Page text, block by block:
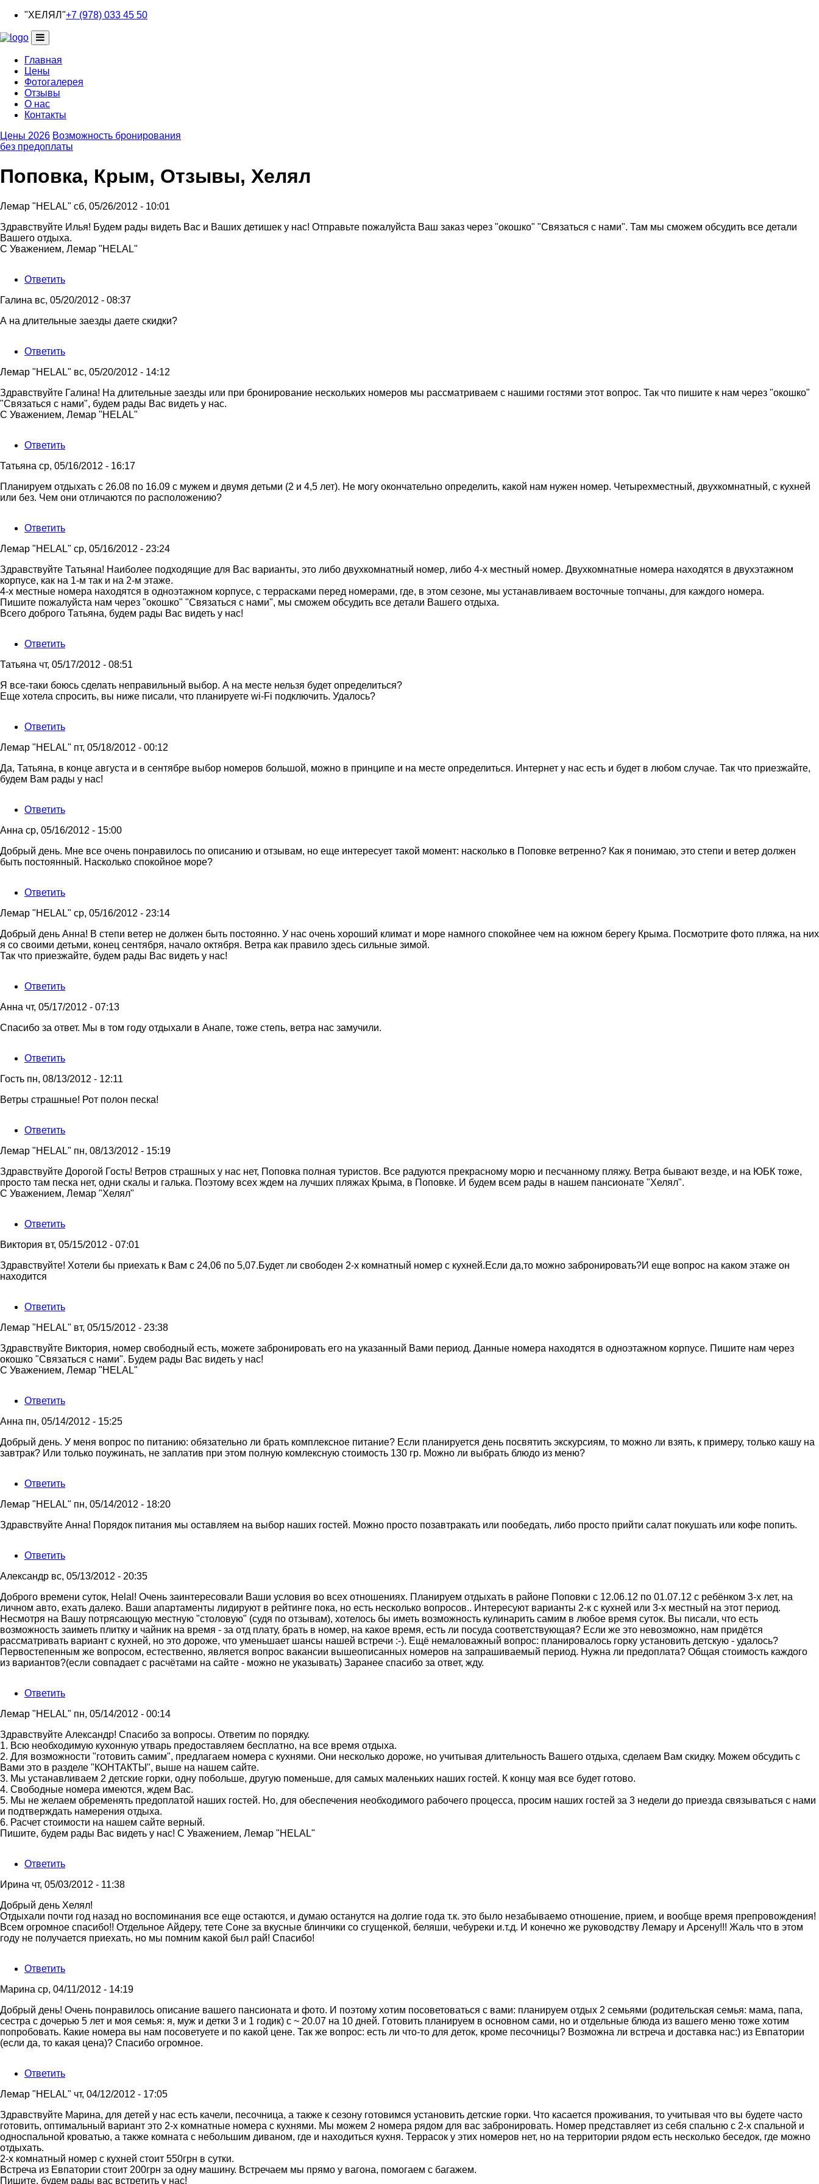
Перейти
основному
содержанию
"ХЕЛЯЛ"+7 (978) 033 45 50
Основная
навигация
Главная
Цены
Фотогалерея
Отзывы
О нас
Контакты
Цены 2026 Возможность бронирования
без предоплаты
Поповка, Крым, Отзывы, Хелял
Лемар "HELAL" сб, 05/26/2012 - 10:01
Ответ
на
Здравствуйте
Илья
Здравствуйте Илья! Будем рады видеть Вас и Ваших детишек у нас! Отправьте пожалуйста Ваш заказ через "окошко" "Связаться с нами". Там мы сможем обсудить все детали
Вашего отдыха.
С Уважением, Лемар "HELAL"
Ответить
Галина вс, 05/20/2012 - 08:37
А на длительные заезды даете скидки?
Ответить
Лемар "HELAL" вс, 05/20/2012 - 14:12
Ответ
на
А
заезды
от
Галина
Здравствуйте Галина! На длительные заезды или при бронирование нескольких номеров мы рассматриваем с нашими гостями этот вопрос. Так что пишите к нам через "окошко"
"Связаться с нами", будем рады Вас видеть у нас.
С Уважением, Лемар "HELAL"
Ответить
Татьяна ср, 05/16/2012 - 16:17
Планируем отдыхать с 26.08 по 16.09 с мужем и двумя детьми (2 и 4,5 лет). Не могу окончательно определить, какой нам нужен номер. Четырехместный, двухкомнатный, с кухней
или без. Чем они отличаются по расположению?
Ответить
Лемар "HELAL" ср, 05/16/2012 - 23:24
Ответ
на
Планируем
отдыхать
с
Здравствуйте Татьяна! Наиболее подходящие для Вас варианты, это либо двухкомнатный номер, либо 4-х местный номер. Двухкомнатные номера находятся в двухэтажном
корпусе, как на 1-м так и на 2-м этаже.
4-х местные номера находятся в одноэтажном корпусе, с террасками перед номерами, где, в этом сезоне, мы устанавливаем восточные топчаны, для каждого номера.
Пишите пожалуйста нам через "окошко" "Связаться с нами", мы сможем обсудить все детали Вашего отдыха.
Всего доброго Татьяна, будем рады Вас видеть у нас!
Ответить
Татьяна чт, 05/17/2012 - 08:51
Ответ
на
"HELAL"
Я все-таки боюсь сделать неправильный выбор. А на месте нельзя будет определиться?
Еще хотела спросить, вы ниже писали, что планируете wi-Fi подключить. Удалось?
Ответить
Лемар "HELAL" пт, 05/18/2012 - 00:12
Ответ
на
таки
сделать
от
Татьяна
Да, Татьяна, в конце августа и в сентябре выбор номеров большой, можно в принципе и на месте определиться. Интернет у нас есть и будет в любом случае. Так что приезжайте,
будем Вам рады у нас!
Ответить
Анна ср, 05/16/2012 - 15:00
Добрый день. Мне все очень понравилось по описанию и отзывам, но еще интересует такой момент: насколько в Поповке ветренно? Как я понимаю, это степи и ветер должен
быть постоянный. Насколько спокойное море?
Ответить
Лемар "HELAL" ср, 05/16/2012 - 23:14
Ответ
на
Добрый
все
от
Анна
Добрый день Анна! В степи ветер не должен быть постоянно. У нас очень хороший климат и море намного спокойнее чем на южном берегу Крыма. Посмотрите фото пляжа, на них
я со своими детьми, конец сентября, начало октября. Ветра как правило здесь сильные зимой.
Так что приезжайте, будем рады Вас видеть у нас!
Ответить
Анна чт, 05/17/2012 - 07:13
Ответ
день
В
степи
от
"HELAL"
Спасибо за ответ. Мы в том году отдыхали в Анапе, тоже степь, ветра нас замучили.
Ответить
Гость пн, 08/13/2012 - 12:11
Ответ
день.
все
очень
от
Анна
Ветры страшные! Рот полон песка!
Ответить
Лемар "HELAL" пн, 08/13/2012 - 15:19
Ответ
на
Ветры
полон
Гость
Здравствуйте Дорогой Гость! Ветров страшных у нас нет, Поповка полная туристов. Все радуются прекрасному морю и песчанному пляжу. Ветра бывают везде, и на ЮБК тоже,
просто там песка нет, одни скалы и галька. Поэтому всех ждем на лучших пляжах Крыма, в Поповке. И будем всем рады в нашем пансионате "Хелял".
С Уважением, Лемар "Хелял"
Ответить
Виктория вт, 05/15/2012 - 07:01
Здравствуйте! Хотели бы приехать к Вам с 24,06 по 5,07.Будет ли свободен 2-х комнатный номер с кухней.Если да,то можно забронировать?И еще вопрос на каком этаже он
находится
Ответить
Лемар "HELAL" вт, 05/15/2012 - 23:38
Ответ
на
Здравствуйте!
Здравствуйте Виктория, номер свободный есть, можете забронировать его на указанный Вами период. Данные номера находятся в одноэтажном корпусе. Пишите нам через
окошко "Связаться с нами". Будем рады Вас видеть у нас!
С Уважением, Лемар "HELAL"
Ответить
Анна пн, 05/14/2012 - 15:25
Добрый день. У меня вопрос по питанию: обязательно ли брать комплексное питание? Если планируется день посвятить экскурсиям, то можно ли взять, к примеру, только кашу на
завтрак? Или только поужинать, не заплатив при этом полную комлексную стоимость 130 гр. Можно ли выбрать блюдо из меню?
Ответить
Лемар "HELAL" пн, 05/14/2012 - 18:20
Ответ
день.
меня
вопрос
по
от
Анна
Здравствуйте Анна! Порядок питания мы оставляем на выбор наших гостей. Можно просто позавтракать или пообедать, либо просто прийти салат покушать или кофе попить.
Ответить
Александр вс, 05/13/2012 - 20:35
Доброго времени суток, Helal! Очень заинтересовали Ваши условия во всех отношениях. Планируем отдыхать в районе Поповки с 12.06.12 по 01.07.12 с ребёнком 3-х лет, на
личном авто, ехать далеко. Ваши апартаменты лидируют в рейтинге пока, но есть несколько вопросов.. Интересуют варианты 2-к с кухней или 3-х местный на этот период.
Несмотря на Вашу потрясающую местную "столовую" (судя по отзывам), хотелось бы иметь возможность кулинарить самим в любое время суток. Вы писали, что есть
возможность заиметь плитку и чайник на время - за отд плату, брать в номер, на какое время, есть ли посуда соответствующая? Если же это невозможно, нам придётся
рассматривать вариант с кухней, но это дороже, что уменьшает шансы нашей встречи :-). Ещё немаловажный вопрос: планировалось горку установить детскую - удалось?
Первостепенным же вопросом, естественно, является вопрос вакансии вышеописанных номеров на запрашиваемый период. Нужна ли предоплата? Общая стоимость каждого
из вариантов?(если совпадает с расчётами на сайте - можно не указывать) Заранее спасибо за ответ, жду.
Ответить
Лемар "HELAL" пн, 05/14/2012 - 00:14
Ответ
на
Доброго
времени
суток,
Helal!
от
Александр
Здравствуйте Александр! Спасибо за вопросы. Ответим по порядку.
1. Всю необходимую кухонную утварь предоставляем бесплатно, на все время отдыха.
2. Для возможности "готовить самим", предлагаем номера с кухнями. Они несколько дороже, но учитывая длительность Вашего отдыха, сделаем Вам скидку. Можем обсудить с
Вами это в разделе "КОНТАКТЫ", выше на нашем сайте.
3. Мы устанавливаем 2 детские горки, одну побольше, другую поменьше, для самых маленьких наших гостей. К концу мая все будет готово.
4. Свободные номера имеются, ждем Вас.
5. Мы не желаем обременять предоплатой наших гостей. Но, для обеспечения необходимого рабочего процесса, просим наших гостей за 3 недели до приезда связываться с нами
и подтверждать намерения отдыха.
6. Расчет стоимости на нашем сайте верный.
Пишите, будем рады Вас видеть у нас! С Уважением, Лемар "HELAL"
Ответить
Ирина чт, 05/03/2012 - 11:38
Добрый день Хелял!
Отдыхали почти год назад но воспоминания все еще остаются, и думаю останутся на долгие года т.к. это было незабываемо отношение, прием, и вообще время препровождения!
Всем огромное спасибо!! Отдельное Айдеру, тете Соне за вкусные блинчики со сгущенкой, беляши, чебуреки и.т.д. И конечно же руководству Лемару и Арсену!!! Жаль что в этом
году не получается приехать, но мы помним какой был рай! Спасибо!
Ответить
Марина ср, 04/11/2012 - 14:19
Добрый день! Очень понравилось описание вашего пансионата и фото. И поэтому хотим посоветоваться с вами: планируем отдых 2 семьями (родительская семья: мама, папа,
сестра с дочерью 5 лет и моя семья: я, муж и детки 3 и 1 годик) с ~ 20.07 на 10 дней. Готовить планируем в основном сами, но и отдельные блюда из вашего меню тоже хотим
попробовать. Какие номера вы нам посоветуете и по какой цене. Так же вопрос: есть ли что-то для деток, кроме песочницы? Возможна ли встреча и доставка нас:) из Евпатории
(если да, то какая цена)? Спасибо огромное.
Ответить
Лемар "HELAL" чт, 04/12/2012 - 17:05
Ответ
на
Добрый
день!
Очень
от
Марина
Здравствуйте Марина, для детей у нас есть качели, песочница, а также к сезону готовимся установить детские горки. Что касается проживания, то учитывая что вы будете часто
готовить, оптимальный вариант это 2-х комнатные номера с кухнями. Мы можем 2 номера рядом для вас забронировать. Номер представляет из себя спальню с 2-х спальной и
односпальной кроватью, а также комната с небольшим диваном, где и находиться кухня. Террасок у этих номеров нет, но на территории рядом есть несколько беседок, где можно
отдыхать.
2-х комнатный номер с кухней стоит 550грн в сутки.
Встреча из Евпатории стоит 200грн за одну машину. Встречаем мы прямо у вагона, помогаем с багажем.
Пишите, будем рады вас встретить у нас!